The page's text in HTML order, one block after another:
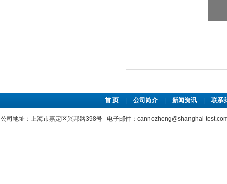
首 页 公司简介 新闻资讯 联系
公司地址：上海市嘉定区兴邦路398号 电子邮件：cannozheng@shanghai-